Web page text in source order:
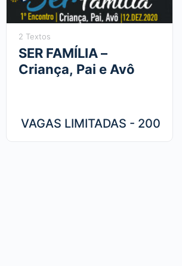
2 Textos
SER FAMÍLIA –
Criança, Pai e Avô
VAGAS LIMITADAS - 200